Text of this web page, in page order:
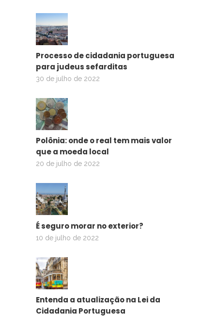
Processo de cidadania portuguesa
para judeus sefarditas
30 de julho de 2022
Polônia: onde o real tem mais valor
que a moeda local
20 de julho de 2022
É seguro morar no exterior?
10 de julho de 2022
Entenda a atualização na Lei da
Cidadania Portuguesa